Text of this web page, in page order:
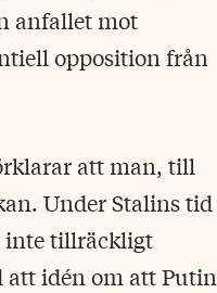
anfallet mot
opposition från
att man, till
Under Stalins tid
inte tillräckligt
att idén om att Putin